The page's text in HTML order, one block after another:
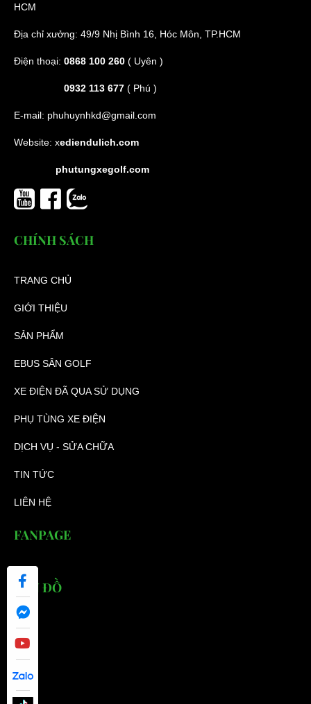
HCM
Địa chỉ xưởng: 49/9 Nhị Bình 16, Hóc Môn, TP.HCM
Điện thoại: 0868 100 260 ( Uyên )
0932 113 677 ( Phú )
E-mail: phuhuynhkd@gmail.com
Website: xediendulich.com
phutungxegolf.com
CHÍNH SÁCH
TRANG CHỦ
GIỚI THIỆU
SẢN PHẨM
EBUS SÂN GOLF
XE ĐIỆN ĐÃ QUA SỬ DỤNG
PHỤ TÙNG XE ĐIỆN
DỊCH VỤ - SỬA CHỮA
TIN TỨC
LIÊN HỆ
FANPAGE
BẢN ĐỒ